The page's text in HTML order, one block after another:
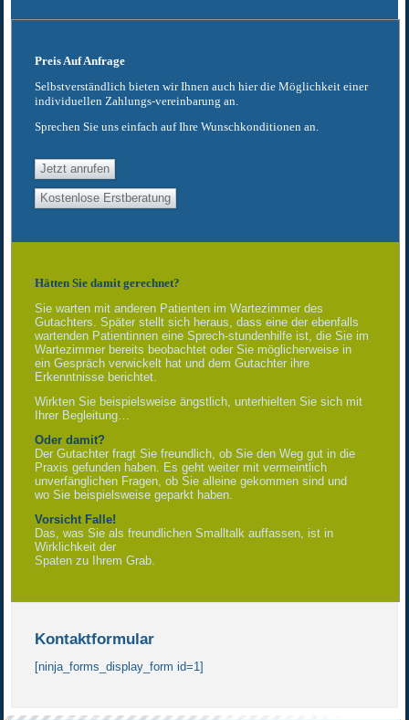
Preis Auf Anfrage
Selbstverständlich bieten wir Ihnen auch hier die Möglichkeit einer
individuellen Zahlungs-vereinbarung an.
Sprechen Sie uns einfach auf Ihre Wunschkonditionen an.
Jetzt anrufen
Kostenlose Erstberatung
Hätten Sie damit gerechnet?
Sie warten mit anderen Patienten im Wartezimmer des
Gutachters. Später stellt sich heraus, dass eine der ebenfalls
wartenden Patientinnen eine Sprech-stundenhilfe ist, die Sie im
Wartezimmer bereits beobachtet oder Sie möglicherweise in
ein Gespräch verwickelt hat und dem Gutachter ihre
Erkenntnisse berichtet.
Wirkten Sie beispielsweise ängstlich, unterhielten Sie sich mit
Ihrer Begleitung…
Oder damit?
Der Gutachter fragt Sie freundlich, ob Sie den Weg gut in die
Praxis gefunden haben. Es geht weiter mit vermeintlich
unverfänglichen Fragen, ob Sie alleine gekommen sind und
wo Sie beispielsweise geparkt haben.
Vorsicht Falle!
Das, was Sie als freundlichen Smalltalk auffassen, ist in
Wirklichkeit der
Spaten zu Ihrem Grab.
Kontaktformular
[ninja_forms_display_form id=1]